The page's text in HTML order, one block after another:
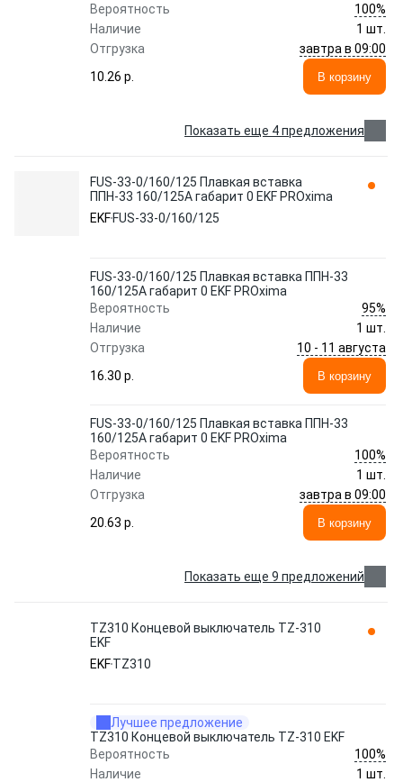
Вероятность
100%
Наличие
1 шт.
Отгрузка
завтра в 09:00
10.26 p.
В корзину
Показать еще 4 предложения
FUS-33-0/160/125 Плавкая вставка
ППН-33 160/125А габарит 0 EKF PROxima
EKF FUS-33-0/160/125
FUS-33-0/160/125 Плавкая вставка ППН-33
160/125А габарит 0 EKF PROxima
Вероятность
95%
Наличие
1 шт.
Отгрузка
10 - 11 августа
16.30 p.
В корзину
FUS-33-0/160/125 Плавкая вставка ППН-33
160/125А габарит 0 EKF PROxima
Вероятность
100%
Наличие
1 шт.
Отгрузка
завтра в 09:00
20.63 p.
В корзину
Показать еще 9 предложений
TZ310 Концевой выключатель TZ-310
EKF
EKFTZ310
Лучшее предложение
TZ310 Концевой выключатель TZ-310 EKF
Вероятность
100%
Наличие
1 шт.